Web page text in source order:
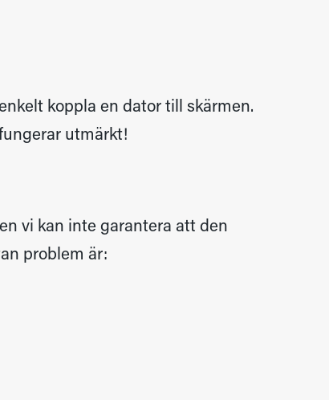
koppla en dator till skärmen.
utmärkt!
vi kan inte garantera att den
problem är: